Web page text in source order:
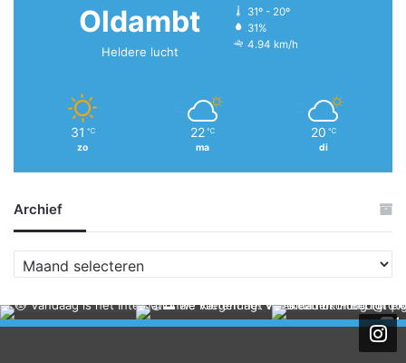
Oldambt
Heldere lucht
31º - 20º
31%
4.94 km/h
31 ℃
zo
22 ℃
ma
20 ℃
di
Archief
r
h